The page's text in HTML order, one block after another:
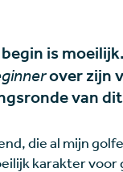
is
over zijn
van
die al mijn
karakter voor